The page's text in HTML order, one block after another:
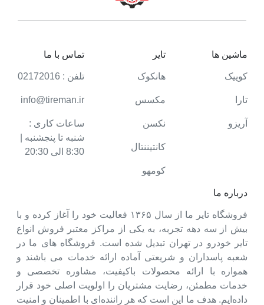
درباره ما
فروشگاه تایر ما از سال ۱۳۶۵ فعالیت خود را آغاز کرده و با
بیش از سه دهه تجربه، به یکی از مراکز معتبر فروش انواع
تایر خودرو در تهران تبدیل شده است. فروشگاه های ما در
شعبه پاسداران و شریعتی آماده ارائه خدمات می باشند و
همواره با ارائه محصولات باکیفیت، مشاوره تخصصی و
خدمات مطمئن، رضایت مشتریان را اولویت اصلی خود قرار
داده‌ایم. هدف ما این است که هر راننده‌ای با اطمینان و امنیت
ماشین ها
کوییک
تارا
آریزو
تایر
هانکوک
مکسس
نکسن
کانتیننتال
کومهو
تماس با ما
تلفن : 02172016
info@tireman.ir
ساعات کاری :
شنبه تا پنجشنبه |
8:30 الی 20:30